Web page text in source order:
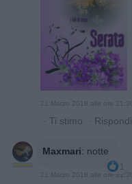
21 Marzo 2018 alle ore 21:30
· Ti stimo · Rispondi
Maxmari: notte
1
21 Marzo 2018 alle ore 21:30